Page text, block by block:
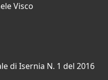
Visco
di Isernia N. 1 del 2016